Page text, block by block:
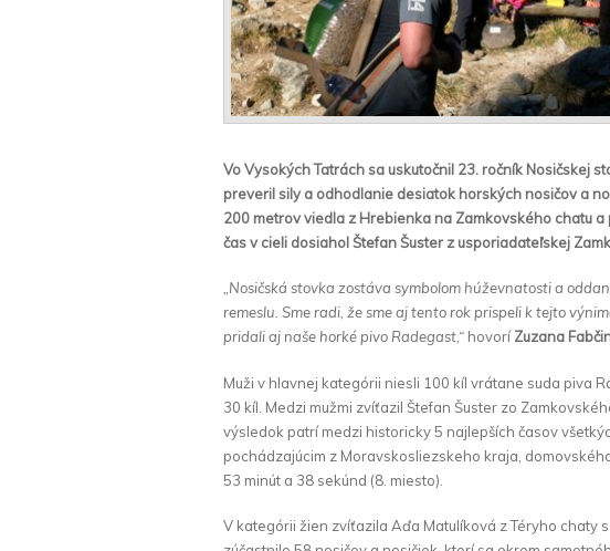
Vo Vysokých Tatrách sa uskutočnil 23. ročník Nosičskej
preveril sily a odhodlanie desiatok horských nosičov a
200 metrov viedla z Hrebienka na Zamkovského chatu
čas v cieli dosiahol Štefan Šuster z usporiadateľskej
„Nosičská stovka zostáva symbolom húževnatosti a
remeslu. Sme radi, že sme aj tento rok prispeli k tejto
pridali aj naše horké pivo Radegast,“ hovoríZuzana
Muži v hlavnej kategórii niesli 100 kíl vrátane suda piva
30 kíl. Medzi mužmi zvíťazil Štefan Šuster zo
výsledok patrí medzi historicky 5 najlepších časov
pochádzajúcim z Moravskosliezskeho kraja,
53 minút a 38 sekúnd (8. miesto).
V kategórii žien zvíťazila Aďa Matulíková z Téryho chaty